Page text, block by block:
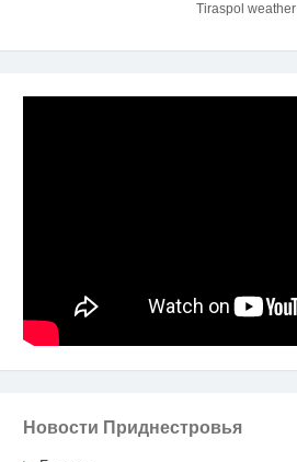
Tiraspol weather
Новости Приднестровья